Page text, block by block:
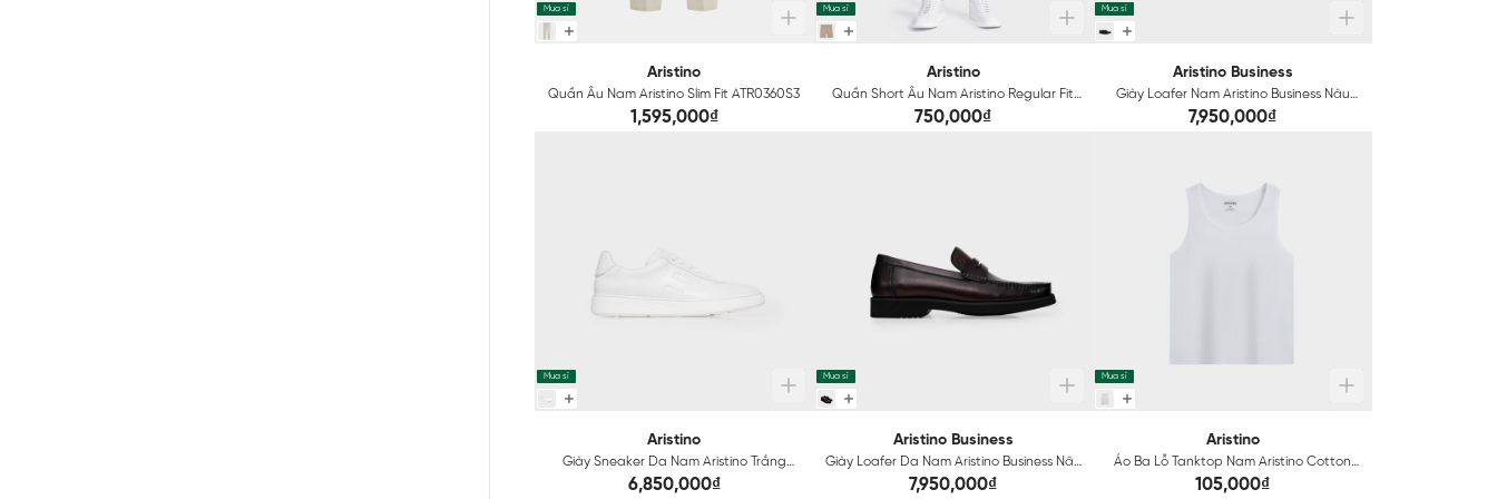
Mua sỉ
Aristino
Quần Âu Nam Aristino Slim Fit ATR0360S3
1,595,000₫
Mua sỉ
Aristino
Quần Short Âu Nam Aristino Regular Fit
ASO095AS3
750,000₫
Mua sỉ
Aristino Business
Giày Loafer Nam Aristino Business Nâu
1SH0300S2
7,950,000₫
Mua sỉ
Aristino
Giày Sneaker Da Nam Aristino Trắng
ASH0750Z2
6,850,000₫
Mua sỉ
Aristino Business
Giày Loafer Da Nam Aristino Business Nâu
1SH0270Z2
7,950,000₫
Mua sỉ
Aristino
Áo Ba Lỗ Tanktop Nam Aristino Cotton
AC21
105,000₫